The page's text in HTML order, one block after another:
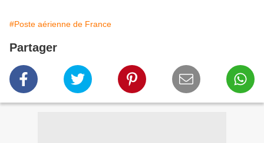
#Poste aérienne de France
Partager